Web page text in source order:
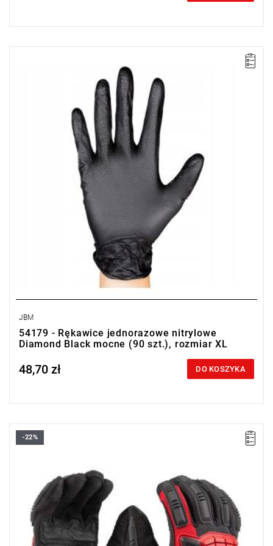
Wyprzedaż z magazynu. Pozostało 100 sztuk w promocji.
• Ilość w opakowaniu: 90 sztuk
• Materiał: NBR
• Kolor: Czarny
• Tekstura: Diament
• Normy: GBT 19001-2016,180 9001:2015, ISO 14001:2015, ISO
• Waga: 0,97 kg
JBM
54179 - Rękawice jednorazowe nitrylowe
Diamond Black mocne (90 szt.), rozmiar XL
Price tax included
48,70 zł DO KOSZYKA
-22%